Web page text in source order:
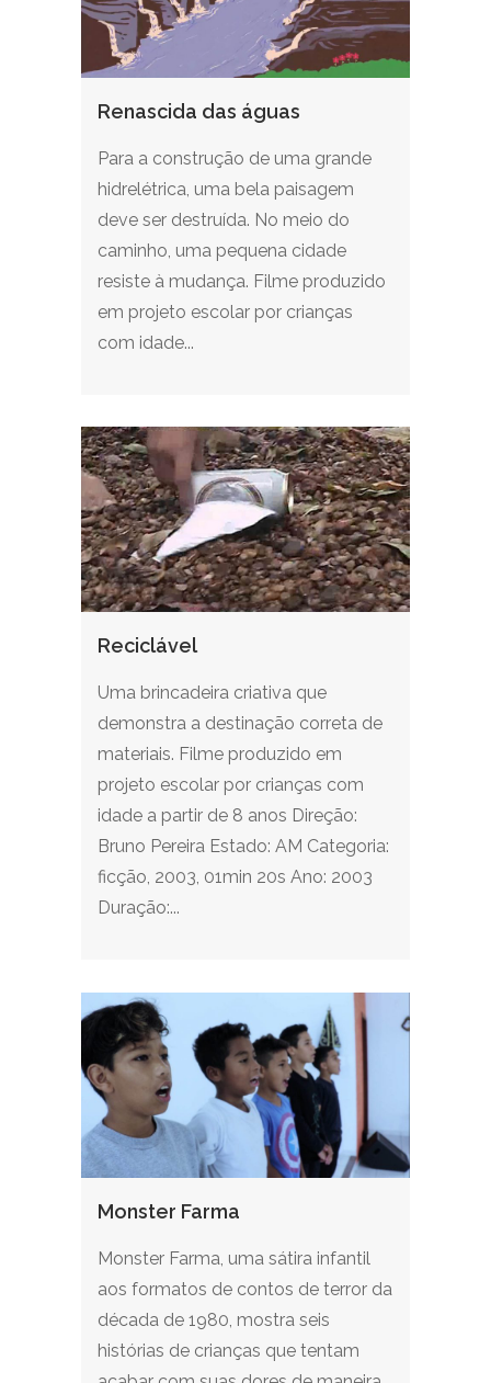
Renascida das águas
Para a construção de uma grande
hidrelétrica, uma bela paisagem
deve ser destruída. No meio do
caminho, uma pequena cidade
resiste à mudança. Filme produzido
em projeto escolar por crianças
com idade...
Reciclável
Uma brincadeira criativa que
demonstra a destinação correta de
materiais. Filme produzido em
projeto escolar por crianças com
idade a partir de 8 anos Direção:
Bruno Pereira Estado: AM Categoria:
ficção, 2003, 01min 20s Ano: 2003
Duração:...
Monster Farma
Monster Farma, uma sátira infantil
aos formatos de contos de terror da
década de 1980, mostra seis
histórias de crianças que tentam